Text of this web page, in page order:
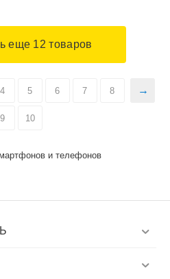
и телефонов
еще 12 товаров
4 5 6 7 8
9 10